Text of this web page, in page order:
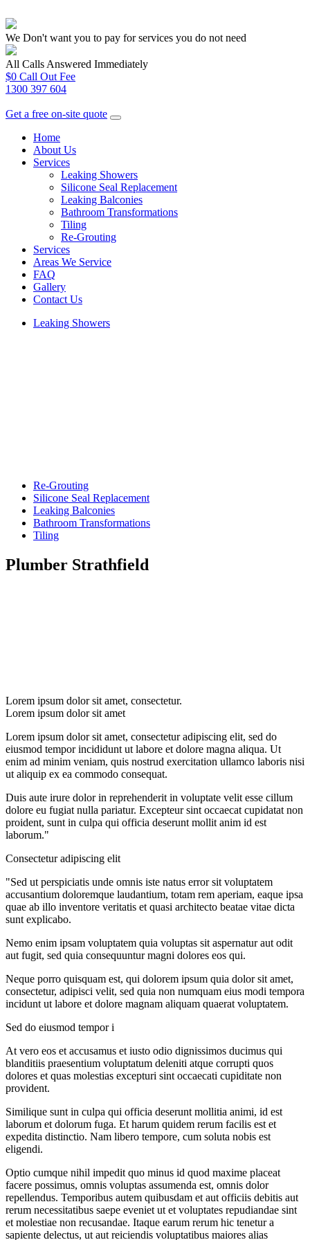
We Don't want you to pay for services you do not need
All Calls Answered Immediately
$0 Call Out Fee
1300 397 604
Get a free on-site quote
Home
About Us
Services
Leaking Showers
Silicone Seal Replacement
Leaking Balconies
Bathroom Transformations
Tiling
Re-Grouting
Services
Areas We Service
FAQ
Gallery
Contact Us
Leaking Showers
Re-Grouting
Silicone Seal Replacement
Leaking Balconies
Bathroom Transformations
Tiling
Plumber Strathfield
Lorem ipsum dolor sit amet, consectetur.
Lorem ipsum dolor sit amet
Lorem ipsum dolor sit amet, consectetur adipiscing elit, sed do
eiusmod tempor incididunt ut labore et dolore magna aliqua. Ut
enim ad minim veniam, quis nostrud exercitation ullamco laboris nisi
ut aliquip ex ea commodo consequat.
Duis aute irure dolor in reprehenderit in voluptate velit esse cillum
dolore eu fugiat nulla pariatur. Excepteur sint occaecat cupidatat non
proident, sunt in culpa qui officia deserunt mollit anim id est
laborum."
Consectetur adipiscing elit
"Sed ut perspiciatis unde omnis iste natus error sit voluptatem
accusantium doloremque laudantium, totam rem aperiam, eaque ipsa
quae ab illo inventore veritatis et quasi architecto beatae vitae dicta
sunt explicabo.
Nemo enim ipsam voluptatem quia voluptas sit aspernatur aut odit
aut fugit, sed quia consequuntur magni dolores eos qui.
Neque porro quisquam est, qui dolorem ipsum quia dolor sit amet,
consectetur, adipisci velit, sed quia non numquam eius modi tempora
incidunt ut labore et dolore magnam aliquam quaerat voluptatem.
Sed do eiusmod tempor i
At vero eos et accusamus et iusto odio dignissimos ducimus qui
blanditiis praesentium voluptatum deleniti atque corrupti quos
dolores et quas molestias excepturi sint occaecati cupiditate non
provident.
Similique sunt in culpa qui officia deserunt mollitia animi, id est
laborum et dolorum fuga. Et harum quidem rerum facilis est et
expedita distinctio. Nam libero tempore, cum soluta nobis est
eligendi.
Optio cumque nihil impedit quo minus id quod maxime placeat
facere possimus, omnis voluptas assumenda est, omnis dolor
repellendus. Temporibus autem quibusdam et aut officiis debitis aut
rerum necessitatibus saepe eveniet ut et voluptates repudiandae sint
et molestiae non recusandae. Itaque earum rerum hic tenetur a
sapiente delectus, ut aut reiciendis voluptatibus maiores alias